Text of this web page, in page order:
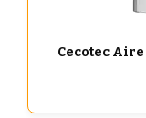
Cecotec